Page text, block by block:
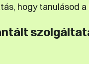
hogy tanulásod a